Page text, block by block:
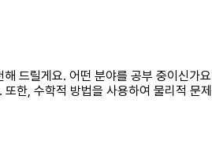
드릴게요. 어떤 분야를 공부 중이신
한, 수학적 방법을 사용하여 물리적